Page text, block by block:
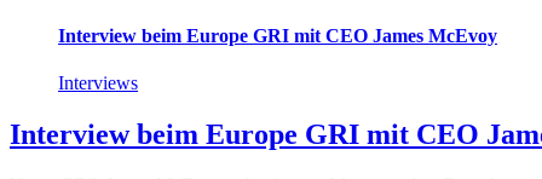
Interview beim Europe GRI mit CEO James McEvoy
Interviews
Interview beim Europe GRI mit CEO